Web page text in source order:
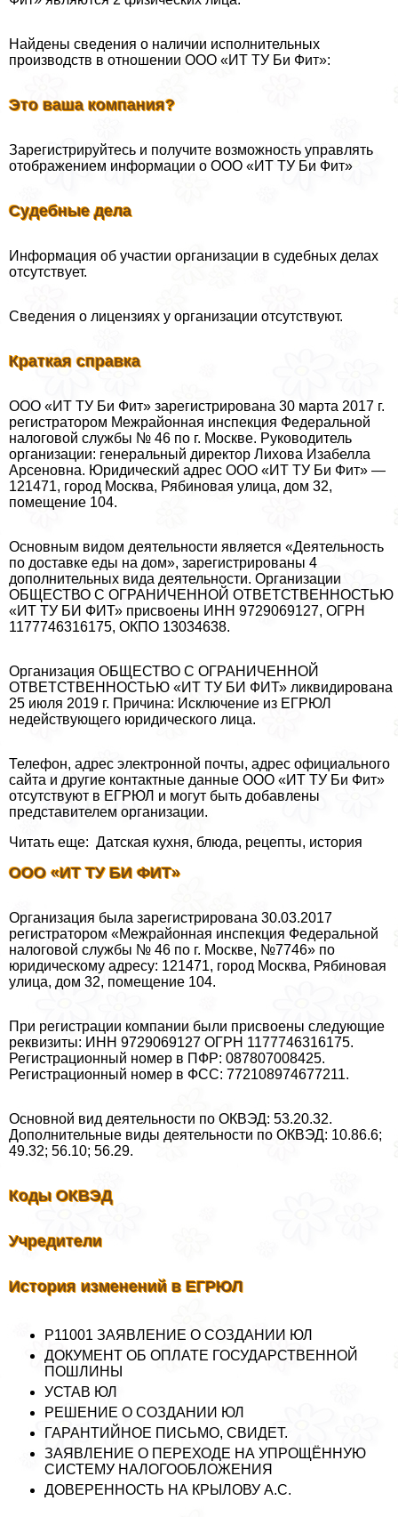
Найдены сведения о наличии исполнительных
производств в отношении ООО «ИТ ТУ Би Фит»:
Это ваша компания?
Зарегистрируйтесь и получите возможность управлять
отображением информации о ООО «ИТ ТУ Би Фит»
Судебные дела
Информация об участии организации в судебных делах
отсутствует.
Сведения о лицензиях у организации отсутствуют.
Краткая справка
ООО «ИТ ТУ Би Фит» зарегистрирована 30 марта 2017 г.
регистратором Межрайонная инспекция Федеральной
налоговой службы № 46 по г. Москве. Руководитель
организации: генеральный директор Лихова Изабелла
Арсеновна. Юридический адрес ООО «ИТ ТУ Би Фит» —
121471, город Москва, Рябиновая улица, дом 32,
помещение 104.
Основным видом деятельности является «Деятельность
по доставке еды на дом», зарегистрированы 4
дополнительных вида деятельности. Организации
ОБЩЕСТВО С ОГРАНИЧЕННОЙ ОТВЕТСТВЕННОСТЬЮ
«ИТ ТУ БИ ФИТ» присвоены ИНН 9729069127, ОГРН
1177746316175, ОКПО 13034638.
Организация ОБЩЕСТВО С ОГРАНИЧЕННОЙ
ОТВЕТСТВЕННОСТЬЮ «ИТ ТУ БИ ФИТ» ликвидирована
25 июля 2019 г. Причина: Исключение из ЕГРЮЛ
недействующего юридического лица.
Телефон, адрес электронной почты, адрес официального
сайта и другие контактные данные ООО «ИТ ТУ Би Фит»
отсутствуют в ЕГРЮЛ и могут быть добавлены
представителем организации.
Читать еще: Датская кухня, блюда, рецепты, история
ООО «ИТ ТУ БИ ФИТ»
Организация была зарегистрирована 30.03.2017
регистратором «Межрайонная инспекция Федеральной
налоговой службы № 46 по г. Москве, №7746» по
юридическому адресу: 121471, город Москва, Рябиновая
улица, дом 32, помещение 104.
При регистрации компании были присвоены следующие
реквизиты: ИНН 9729069127 ОГРН 1177746316175.
Регистрационный номер в ПФР: 087807008425.
Регистрационный номер в ФСС: 772108974677211.
Основной вид деятельности по ОКВЭД: 53.20.32.
Дополнительные виды деятельности по ОКВЭД: 10.86.6;
49.32; 56.10; 56.29.
Коды ОКВЭД
Учредители
История изменений в ЕГРЮЛ
Р11001 ЗАЯВЛЕНИЕ О СОЗДАНИИ ЮЛ
ДОКУМЕНТ ОБ ОПЛАТЕ ГОСУДАРСТВЕННОЙ
ПОШЛИНЫ
УСТАВ ЮЛ
РЕШЕНИЕ О СОЗДАНИИ ЮЛ
ГАРАНТИЙНОЕ ПИСЬМО, СВИДЕТ.
ЗАЯВЛЕНИЕ О ПЕРЕХОДЕ НА УПРОЩЁННУЮ
СИСТЕМУ НАЛОГООБЛОЖЕНИЯ
ДОВЕРЕННОСТЬ НА КРЫЛОВУ А.С.